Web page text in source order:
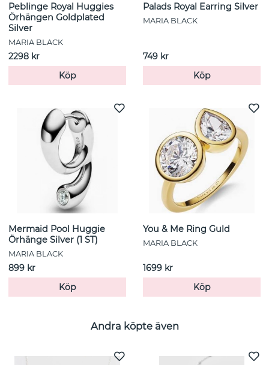
Peblinge Royal Huggies
Örhängen Goldplated
Silver
MARIA BLACK
2298 kr
Köp
Palads Royal Earring Silver
MARIA BLACK
749 kr
Köp
Mermaid Pool Huggie
Örhänge Silver (1 ST)
MARIA BLACK
899 kr
Köp
You & Me Ring Guld
MARIA BLACK
1699 kr
Köp
Andra köpte även